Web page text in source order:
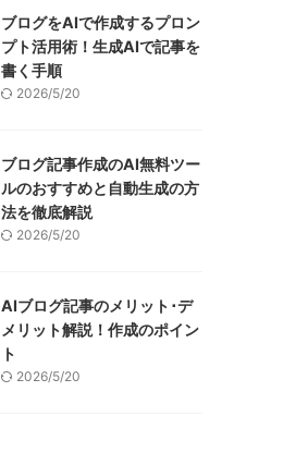
ブログをAIで作成するプロン
プト活用術！生成AIで記事を
書く手順
2026/5/20
ブログ記事作成のAI無料ツー
ルのおすすめと自動生成の方
法を徹底解説
2026/5/20
AIブログ記事のメリット･デ
メリット解説！作成のポイン
ト
2026/5/20